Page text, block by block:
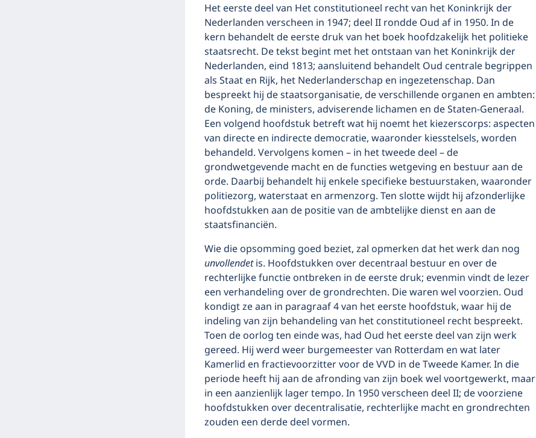
Het eerste deel van Het constitutioneel recht van het Koninkrijk der
Nederlanden verscheen in 1947; deel II rondde Oud af in 1950. In de
kern behandelt de eerste druk van het boek hoofdzakelijk het politieke
staatsrecht. De tekst begint met het ontstaan van het Koninkrijk der
Nederlanden, eind 1813; aansluitend behandelt Oud centrale begrippen
als Staat en Rijk, het Nederlanderschap en ingezetenschap. Dan
bespreekt hij de staatsorganisatie, de verschillende organen en ambten:
de Koning, de ministers, adviserende lichamen en de Staten-Generaal.
Een volgend hoofdstuk betreft wat hij noemt het kiezerscorps: aspecten
van directe en indirecte democratie, waaronder kiesstelsels, worden
behandeld. Vervolgens komen – in het tweede deel – de
grondwetgevende macht en de functies wetgeving en bestuur aan de
orde. Daarbij behandelt hij enkele specifieke bestuurstaken, waaronder
politiezorg, waterstaat en armenzorg. Ten slotte wijdt hij afzonderlijke
hoofdstukken aan de positie van de ambtelijke dienst en aan de
staatsfinanciën.
Wie die opsomming goed beziet, zal opmerken dat het werk dan nog
unvollendetis. Hoofdstukken over decentraal bestuur en over de
rechterlijke functie ontbreken in de eerste druk; evenmin vindt de lezer
een verhandeling over de grondrechten. Die waren wel voorzien. Oud
kondigt ze aan in paragraaf 4 van het eerste hoofdstuk, waar hij de
indeling van zijn behandeling van het constitutioneel recht bespreekt.
Toen de oorlog ten einde was, had Oud het eerste deel van zijn werk
gereed. Hij werd weer burgemeester van Rotterdam en wat later
Kamerlid en fractievoorzitter voor de VVD in de Tweede Kamer. In die
periode heeft hij aan de afronding van zijn boek wel voortgewerkt, maar
in een aanzienlijk lager tempo. In 1950 verscheen deel II; de voorziene
hoofdstukken over decentralisatie, rechterlijke macht en grondrechten
zouden een derde deel vormen.